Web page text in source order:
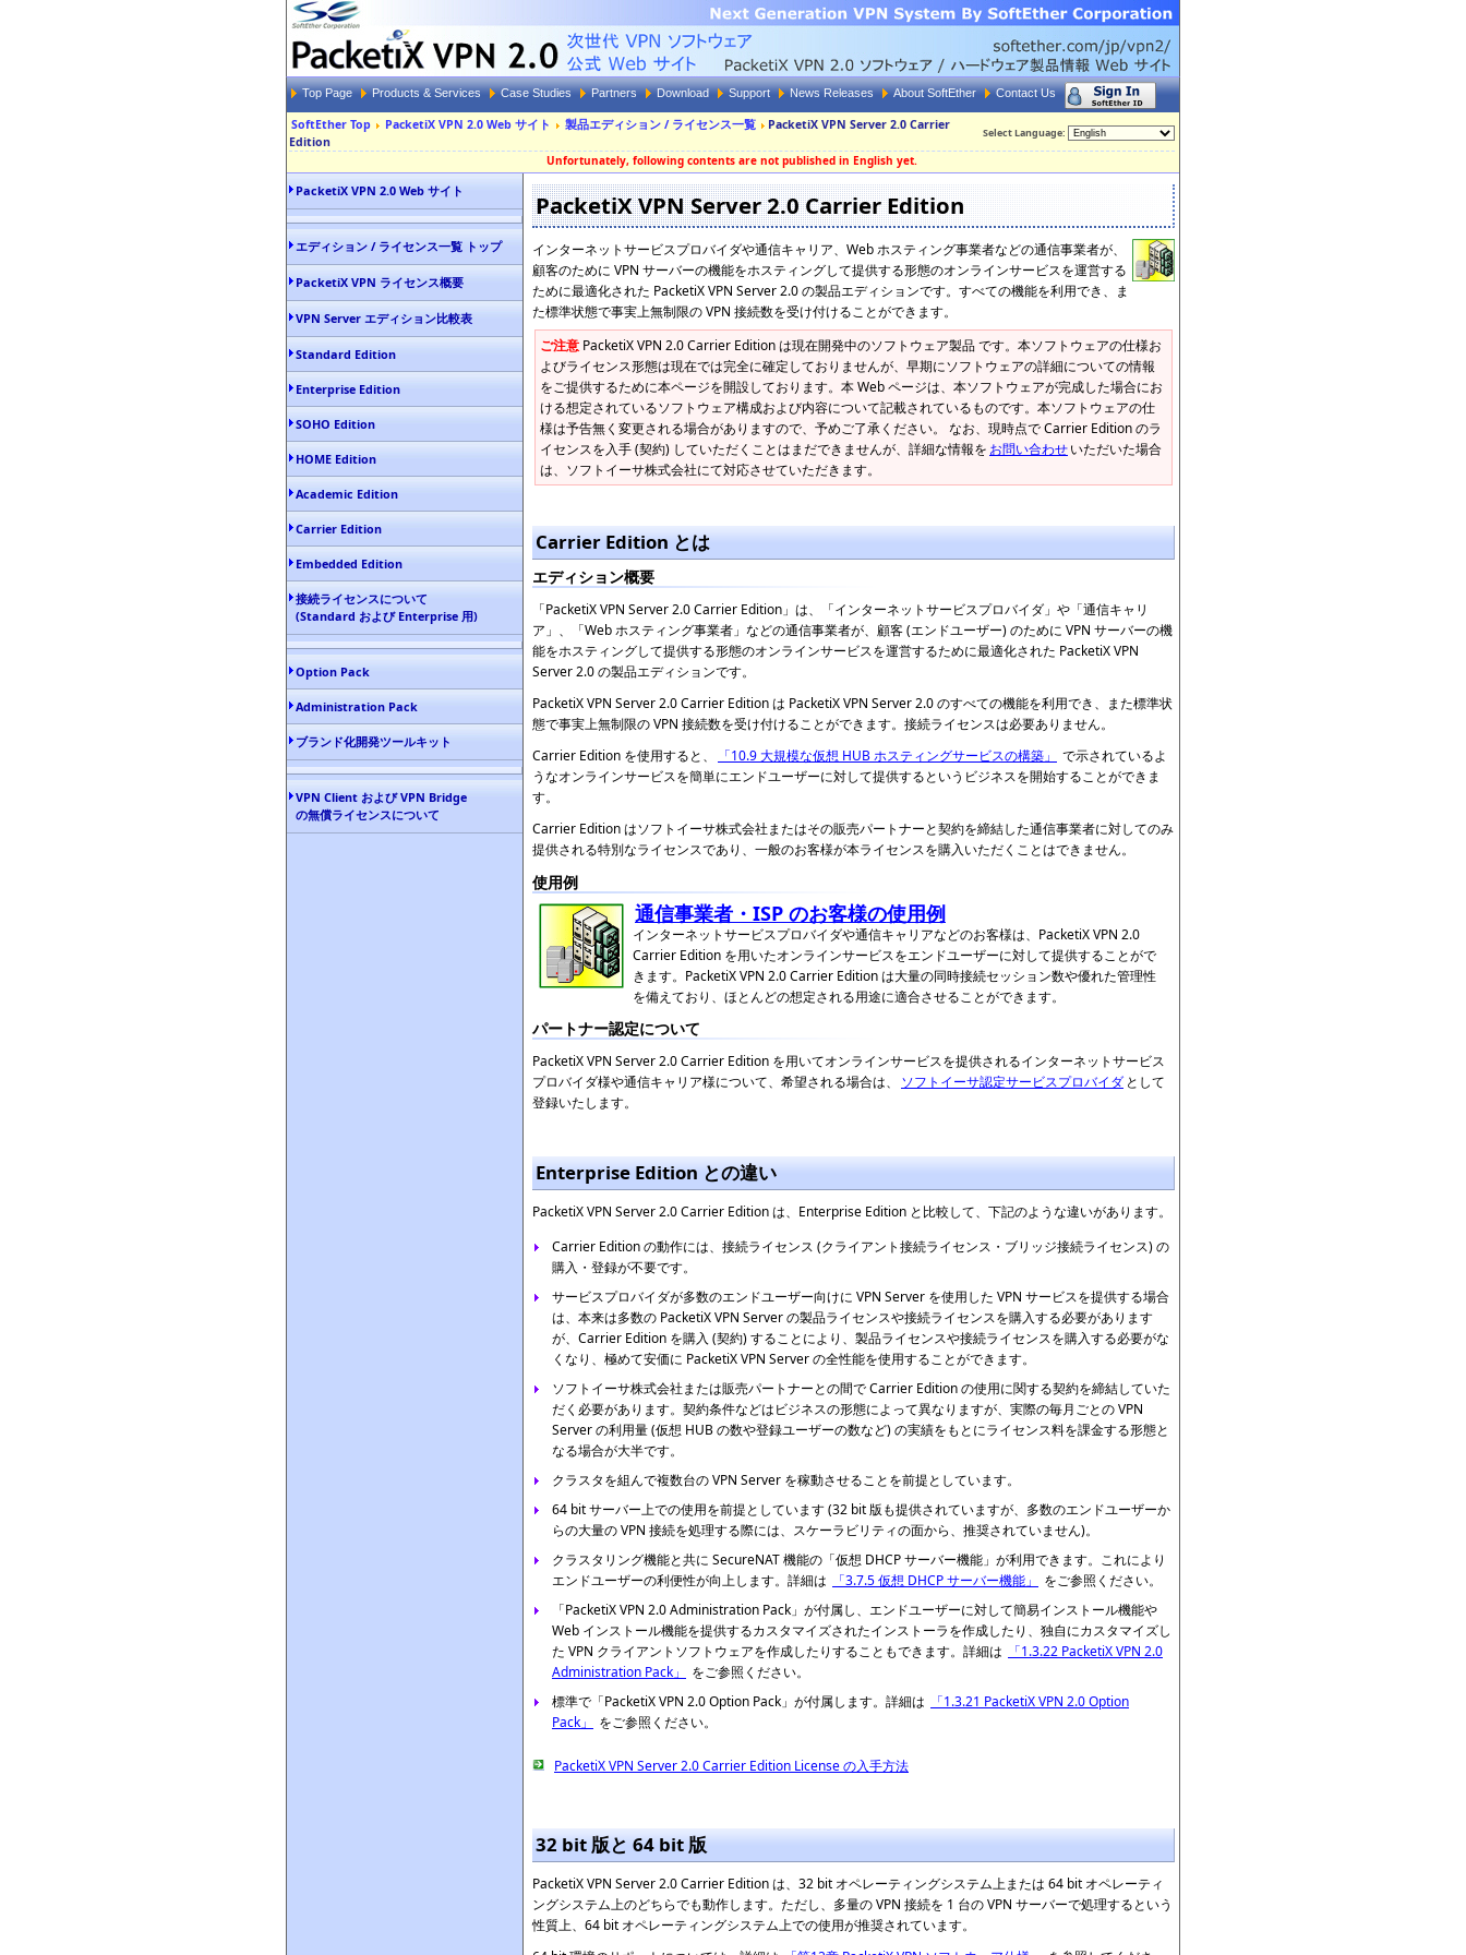
Top Page Products & Services Case Studies Partners Download Support News Releases About SoftEther Contact Us
SoftEther Top PacketiX VPN 2.0 Web サイト 製品エディション / ライセンス一覧
PacketiX VPN Server 2.0 Carrier
Edition
Select Language:
Unfortunately, following contents are not published in English yet.
PacketiX VPN 2.0 Web サイト
エディション / ライセンス一覧 トップ
PacketiX VPN ライセンス概要
VPN Server エディション比較表
Standard Edition
Enterprise Edition
SOHO Edition
HOME Edition
Academic Edition
Carrier Edition
Embedded Edition
接続ライセンスについて
(Standard および Enterprise 用)
Option Pack
Administration Pack
ブランド化開発ツールキット
VPN Client および VPN Bridge
の無償ライセンスについて
PacketiX VPN Server 2.0 Carrier Edition
インターネットサービスプロバイダや通信キャリア、Web ホスティング事業者などの通信事業者が、
顧客のために VPN サーバーの機能をホスティングして提供する形態のオンラインサービスを運営する
ために最適化された PacketiX VPN Server 2.0 の製品エディションです。すべての機能を利用でき、ま
た標準状態で事実上無制限の VPN 接続数を受け付けることができます。
ご注意 PacketiX VPN 2.0 Carrier Edition は現在開発中のソフトウェア製品 です。本ソフトウェアの仕様お
よびライセンス形態は現在では完全に確定しておりませんが、早期にソフトウェアの詳細についての情報
をご提供するために本ページを開設しております。本 Web ページは、本ソフトウェアが完成した場合にお
ける想定されているソフトウェア構成および内容について記載されているものです。本ソフトウェアの仕
様は予告無く変更される場合がありますので、予めご了承ください。 なお、現時点で Carrier Edition のラ
イセンスを入手 (契約) していただくことはまだできませんが、詳細な情報を お問い合わせいただいた場合
は、ソフトイーサ株式会社にて対応させていただきます。
Carrier Edition とは
エディション概要
「PacketiX VPN Server 2.0 Carrier Edition」は、「インターネットサービスプロバイダ」や「通信キャリ
ア」、「Web ホスティング事業者」などの通信事業者が、顧客 (エンドユーザー) のために VPN サーバーの機
能をホスティングして提供する形態のオンラインサービスを運営するために最適化された PacketiX VPN
Server 2.0 の製品エディションです。
PacketiX VPN Server 2.0 Carrier Edition は PacketiX VPN Server 2.0 のすべての機能を利用でき、また標準状
態で事実上無制限の VPN 接続数を受け付けることができます。接続ライセンスは必要ありません。
Carrier Edition を使用すると、
「10.9 大規模な仮想 HUB ホスティングサービスの構築」
で示されているよ
うなオンラインサービスを簡単にエンドユーザーに対して提供するというビジネスを開始することができま
す。
Carrier Edition はソフトイーサ株式会社またはその販売パートナーと契約を締結した通信事業者に対してのみ
提供される特別なライセンスであり、一般のお客様が本ライセンスを購入いただくことはできません。
使用例
通信事業者・ISP のお客様の使用例
インターネットサービスプロバイダや通信キャリアなどのお客様は、PacketiX VPN 2.0
Carrier Edition を用いたオンラインサービスをエンドユーザーに対して提供することがで
きます。PacketiX VPN 2.0 Carrier Edition は大量の同時接続セッション数や優れた管理性
を備えており、ほとんどの想定される用途に適合させることができます。
パートナー認定について
PacketiX VPN Server 2.0 Carrier Edition を用いてオンラインサービスを提供されるインターネットサービス
プロバイダ様や通信キャリア様について、希望される場合は、
ソフトイーサ認定サービスプロバイダ として
登録いたします。
Enterprise Edition との違い
PacketiX VPN Server 2.0 Carrier Edition は、Enterprise Edition と比較して、下記のような違いがあります。
Carrier Edition の動作には、接続ライセンス (クライアント接続ライセンス・ブリッジ接続ライセンス) の
購入・登録が不要です。
サービスプロバイダが多数のエンドユーザー向けに VPN Server を使用した VPN サービスを提供する場合
は、本来は多数の PacketiX VPN Server の製品ライセンスや接続ライセンスを購入する必要があります
が、Carrier Edition を購入 (契約) することにより、製品ライセンスや接続ライセンスを購入する必要がな
くなり、極めて安価に PacketiX VPN Server の全性能を使用することができます。
ソフトイーサ株式会社または販売パートナーとの間で Carrier Edition の使用に関する契約を締結していた
だく必要があります。契約条件などはビジネスの形態によって異なりますが、実際の毎月ごとの VPN
Server の利用量 (仮想 HUB の数や登録ユーザーの数など) の実績をもとにライセンス料を課金する形態と
なる場合が大半です。
クラスタを組んで複数台の VPN Server を稼動させることを前提としています。
64 bit サーバー上での使用を前提としています (32 bit 版も提供されていますが、多数のエンドユーザーか
らの大量の VPN 接続を処理する際には、スケーラビリティの面から、推奨されていません)。
クラスタリング機能と共に SecureNAT 機能の「仮想 DHCP サーバー機能」が利用できます。これにより
エンドユーザーの利便性が向上します。詳細は
「3.7.5 仮想 DHCP サーバー機能」
をご参照ください。
「PacketiX VPN 2.0 Administration Pack」が付属し、エンドユーザーに対して簡易インストール機能や
Web インストール機能を提供するカスタマイズされたインストーラを作成したり、独自にカスタマイズし
た VPN クライアントソフトウェアを作成したりすることもできます。詳細は
「1.3.22 PacketiX VPN 2.0
Administration Pack」
をご参照ください。
標準で「PacketiX VPN 2.0 Option Pack」が付属します。詳細は
「1.3.21 PacketiX VPN 2.0 Option
Pack」
をご参照ください。
PacketiX VPN Server 2.0 Carrier Edition License の入手方法
32 bit 版と 64 bit 版
PacketiX VPN Server 2.0 Carrier Edition は、32 bit オペレーティングシステム上または 64 bit オペレーティ
ングシステム上のどちらでも動作します。ただし、多量の VPN 接続を 1 台の VPN サーバーで処理するという
性質上、64 bit オペレーティングシステム上での使用が推奨されています。